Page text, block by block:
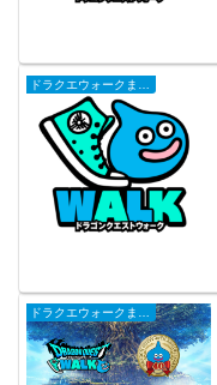
ドラクエウォークまとめ